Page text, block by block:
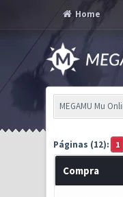
Home
MEGAMU Mu
Páginas (12): 1
Compra